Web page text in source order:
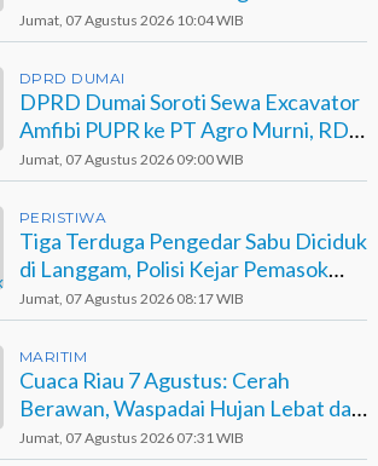
Jumat, 07 Agustus 2026 10:04 WIB
DPRD DUMAI
DPRD Dumai Soroti Sewa Excavator
Amfibi PUPR ke PT Agro Murni, RDP
Jadi Opsi
Jumat, 07 Agustus 2026 09:00 WIB
PERISTIWA
Tiga Terduga Pengedar Sabu Diciduk
di Langgam, Polisi Kejar Pemasok
Berinisial GA
Jumat, 07 Agustus 2026 08:17 WIB
MARITIM
Cuaca Riau 7 Agustus: Cerah
Berawan, Waspadai Hujan Lebat dan
Petir
Jumat, 07 Agustus 2026 07:31 WIB